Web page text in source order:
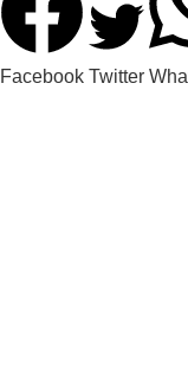
Facebook Twitter